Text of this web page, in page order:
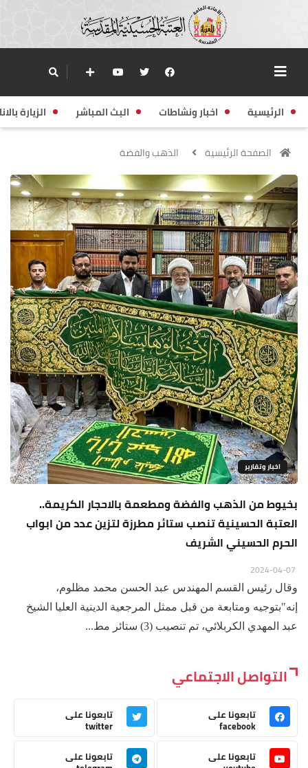
الرئيسية اخبار ونشاطات البث المباشر الزيارة
الصفحة الرئيسية الذهب والفضة
اخبار وتقارير
بخيوط من الذهب والفضة ومطعمة بالاحجار الكريمة..
العتبة الحسينية تنصب ستائر مطرزة لتزين عدد من ابواب
الحرم الحسيني الشريف
وقال رئيس القسم المهندس عبد الحسن محمد مظلوم،
إنه"بتوجيه ومتابعة من قبل ممثل المرجعية الدينية العليا الشيخ
عبد المهدي الكربلائي، تم تنصيب (3) ستائر مط...
التواصل الاجتماعي
تابعونا على
facebook
تابعونا على
twitter
تابعونا على
تابعونا على